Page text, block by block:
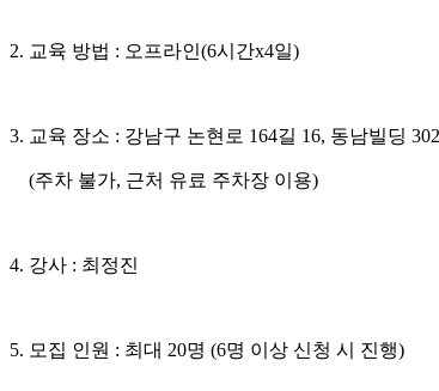
2. 교육 방법 : 오프라인(6시간x4일)
3. 교육 장소 : 강남구 논현로 164길 16, 동남빌딩
(주차 불가, 근처 유료 주차장 이용)
4. 강사 : 최정진
5. 모집 인원 : 최대 20명 (6명 이상 신청 시 진행)